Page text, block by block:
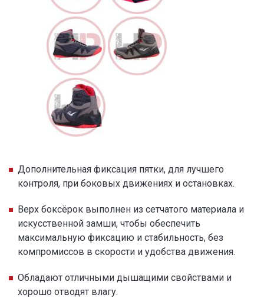
Дополнительная фиксация пятки, для лучшего
контроля, при боковых движениях и остановках.
Верх боксёрок выполнен из сетчатого материала и
искусственной замши, чтобы обеспечить
максимальную фиксацию и стабильность, без
компромиссов в скорости и удобства движения.
Обладают отличными дышащими свойствами и
хорошо отводят влагу.